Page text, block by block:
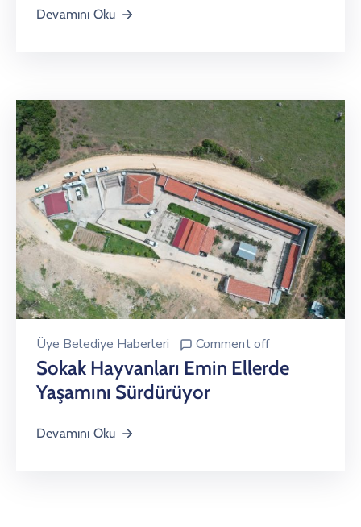
Devamını Oku
Üye Belediye Haberleri Comment off
Sokak Hayvanları Emin Ellerde
Yaşamını Sürdürüyor
Devamını Oku